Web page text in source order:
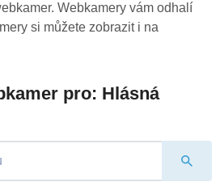
Webkamery vám odhalí
si můžete zobrazit i na
pro: Hlásná